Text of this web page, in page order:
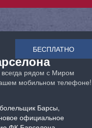
рядом с Миром
мобильном телефоне!
Барсы,
официальное
БЕСПЛАТНО